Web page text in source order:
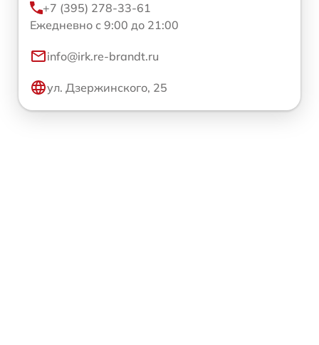
+7 (395) 278-33-61
Ежедневно с 9:00 до 21:00
info@irk.re-brandt.ru
ул. Дзержинского, 25